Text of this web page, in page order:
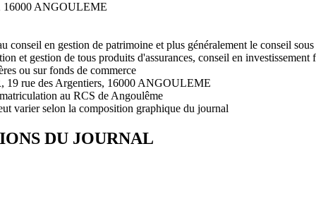
16000 ANGOULEME
conseil en gestion de patrimoine et plus généralement le conseil
et gestion de tous produits d'assurances, conseil en
ou sur fonds de commerce
19 rue des Argentiers, 16000 ANGOULEME
au RCS de Angoulême
varier selon la composition graphique du journal
DU JOURNAL